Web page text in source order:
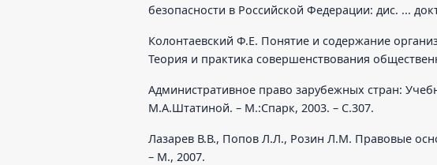
безопасности в Российской Федерации: дис. ...
Колонтаевский Ф.Е. Понятие и содержание
Теория и практика совершенствования
Административное право зарубежных стран:
М.А.Штатиной. – М.:Спарк, 2003. – С.307.
Лазарев В.В., Попов Л.Л., Розин Л.М. Правовые
– М., 2007.